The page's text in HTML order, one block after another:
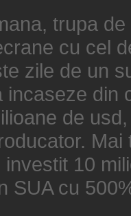
trupa
cu cel
zile de un
incaseze din
de
10
SUA cu